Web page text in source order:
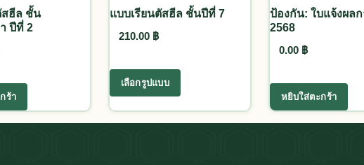
The options may be chosen on the product page
สฮีล ชั้น
ปีที่ 2
ร้า
แบบเรียนตัสฮีล ชั้นปีที่ 7
210.00 ฿
เลือกรูปแบบ
This product has multiple variants.
ป้องกัน: ใบแจ้งผลก
2568
0.00 ฿
หยิบใส่ตะกร้า